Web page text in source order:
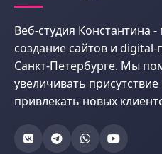
Веб-студия Константина
создание сайтов и
Санкт-Петербурге. Мы
увеличивать
привлекать новых